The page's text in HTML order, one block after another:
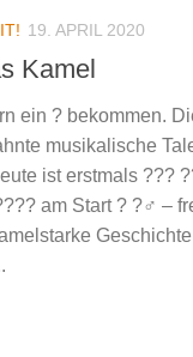
19. APRIL 2020
Kamel
ein ? bekommen.
musikalische
ist erstmals ???
am Start ? ?‍♂️ –